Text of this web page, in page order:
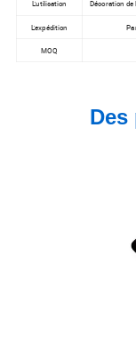
L'utilisation Décoration de
L'expédition
MOQ